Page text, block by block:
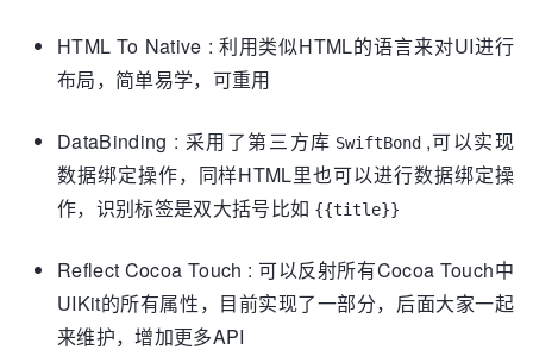
HTML To Native : 利用类似HTML的语言来对UI进行
布局，简单易学，可重用
DataBinding : 采用了第三方库 SwiftBond ,可以实现
数据绑定操作，同样HTML里也可以进行数据绑定操
作，识别标签是双大括号比如 {{title}}
Reflect Cocoa Touch : 可以反射所有Cocoa Touch中
UIKit的所有属性，目前实现了一部分，后面大家一起
来维护，增加更多API